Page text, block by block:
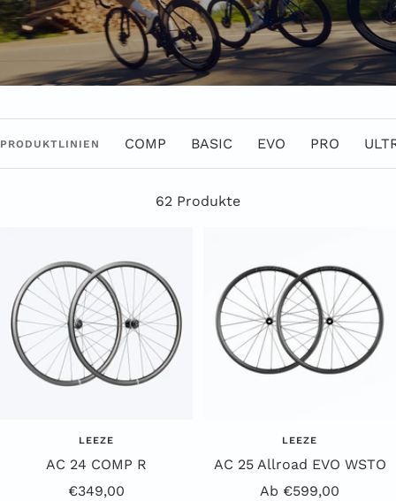
PRODUKTLINIEN COMP BASIC EVO PRO
62 Produkte
LEEZE
AC 24 COMP R
Angebotspreis
€349,00
LEEZE
AC 25 Allroad EVO WSTO
Angebotspreis
Ab €599,00